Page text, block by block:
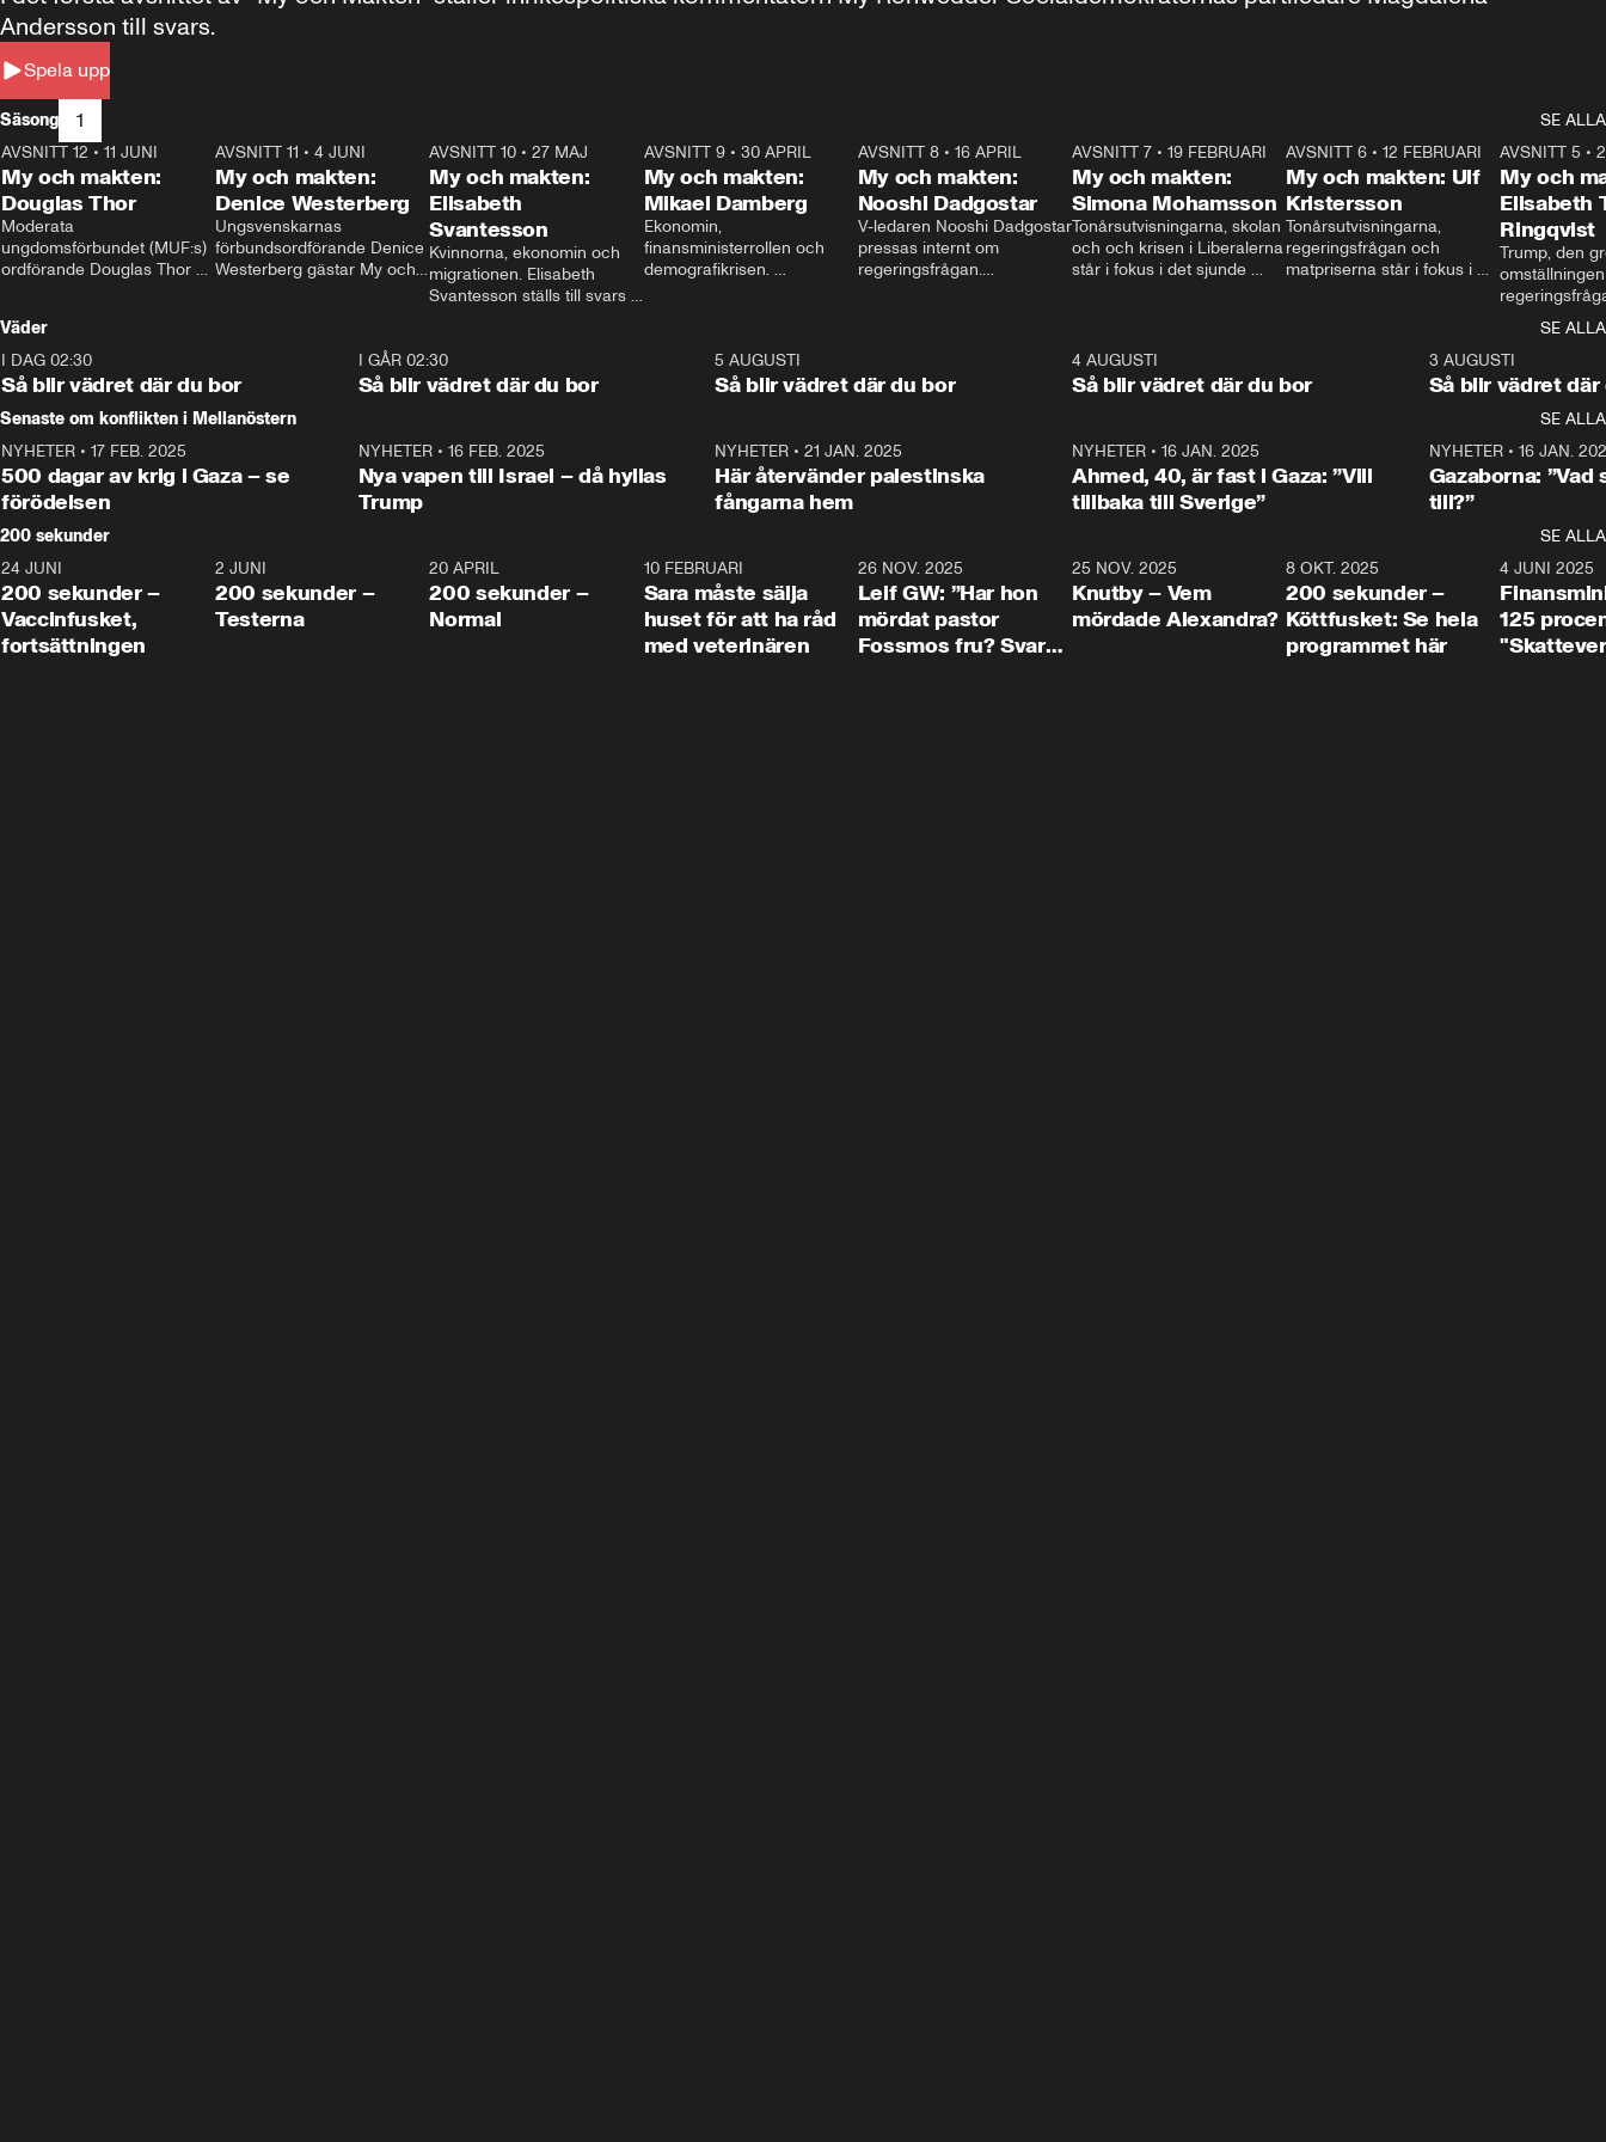
Spela upp
Andersson till svars.
Säsong 1
SE ALLA
26:27
AVSNITT 12 • 11 JUNI
My och makten:
Douglas Thor
Moderata
ungdomsförbundet (MUF:s)
ordförande Douglas Thor
tonårsutvisningarna och hur
Moderaterna ska locka
väljare till valet i höst.
23:40
AVSNITT 11 •4 JUNI
My och makten:
Denice Westerberg
Ungsvenskarnas
förbundsordförande Denice
Westerberg gästar My och
AVSNITT 10 •27 MAJ
My och makten:
Elisabeth
Svantesson
Kvinnorna, ekonomin och
migrationen. Elisabeth
Svantesson ställs till svars
AVSNITT 9• 30 APRIL
My och makten:
Mikael Damberg
Ekonomin,
finansministerrollen och
demografikrisen.
och Makten.
AVSNITT 8• 16 APRIL
My och makten:
Nooshi Dadgostar
V-ledaren Nooshi Dadgostar
pressas internt om
regeringsfrågan.
– Vi ställer upp i val. Ska vi
vara med så sitter vi förstås
24:30
AVSNITT 7• 19 FEBRUARI
My och makten:
Simona Mohamsson
Tonårsutvisningarna, skolan
och och krisen i Liberalerna
står i fokus i det sjunde
kommentator My
Rohwedder ställer
utbildnings- och
Mohamsson till svars.
27:30
AVSNITT 6 •12 FEBRUARI
My och makten: Ulf
Kristersson
Tonårsutvisningarna,
regeringsfrågan och
matpriserna står i fokus i
Rohwedder ställer
statsminister Ulf Kristersson
AVSNITT 5 •
My och
Elisabeth
Ringqvist
Trump, den
centrum i
avsnittet av
Makten”. Se
Aftonbladets
Rohwedder
Thand Ring
Väder
SE ALLA
I DAG 02:30
Så blir vädret där du bor
1:06
I GÅR 02:30
Så blir vädret där du bor
5 AUGUSTI
Så blir vädret där du bor
4 AUGUSTI
Så blir vädret där du bor
3 AUGUSTI
Så blir vädret där
Senaste om konflikten i Mellanöstern
SE ALLA
NYHETER • 17 FEB. 2025
500 dagar av krig i Gaza – se
förödelsen
NYHETER• 16 FEB. 2025
Nya vapen till Israel – då hyllas
Trump
NYHETER •21 JAN. 2025
Här återvänder palestinska
fångarna hem
NYHETER• 16 JAN. 2025
Ahmed, 40, är fast i Gaza: ”Vill
tillbaka till Sverige”
NYHETER• 16 JAN.
Gazaborna:
till?”
200 sekunder
SE ALLA
5:00
24 JUNI
200 sekunder –
Vaccinfusket,
fortsättningen
4:23
2 JUNI
200 sekunder –
Testerna
20 APRIL
200 sekunder –
Normal
10 FEBRUARI
Sara måste sälja
huset för att ha råd
med veterinären
26 NOV. 2025
Leif GW: ”Har hon
mördat pastor
Fossmos fru? Svar
31:05
25 NOV. 2025
Knutby – Vem
mördade Alexandra?
4:29
8 OKT. 2025
200 sekunder –
Köttfusket: Se hela
programmet här
4 JUNI 2025
125